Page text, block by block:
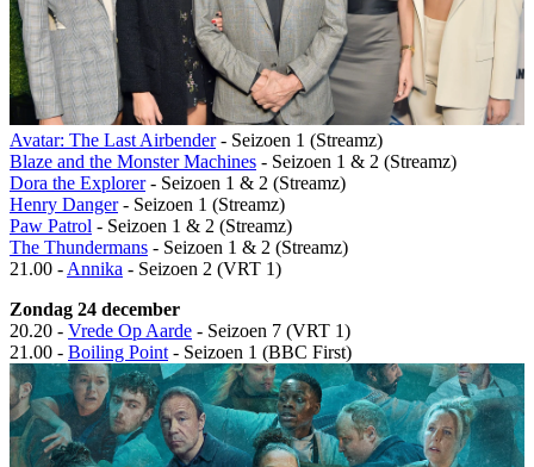
Avatar: The Last Airbender- Seizoen 1 (Streamz)
Blaze and the Monster Machines - Seizoen 1 & 2 (Streamz)
Dora the Explorer- Seizoen 1 & 2 (Streamz)
Henry Danger- Seizoen 1 (Streamz)
Paw Patrol - Seizoen 1 & 2 (Streamz)
The Thundermans - Seizoen 1 & 2 (Streamz)
21.00 - Annika - Seizoen 2 (VRT 1)
Zondag 24 december
20.20 - Vrede Op Aarde - Seizoen 7 (VRT 1)
21.00 - Boiling Point - Seizoen 1 (BBC First)